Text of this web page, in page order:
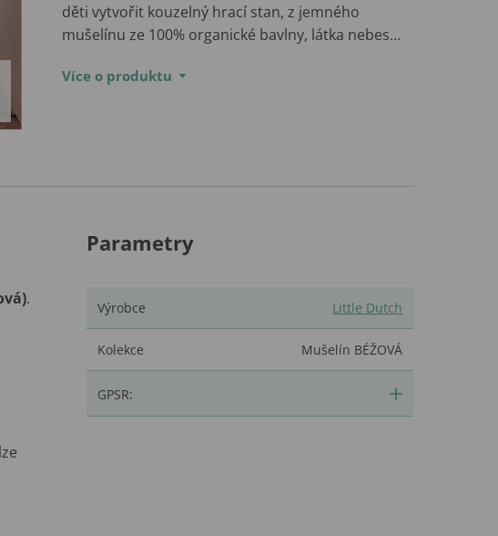
děti vytvořit kouzelný hrací stan, z jemného
mušelínu ze 100% organické bavlny, látka nebes…
Více o produktu
.
Parametry
Výrobce Little Dutch
Kolekce Mušelín BÉŽOVÁ
GPSR: